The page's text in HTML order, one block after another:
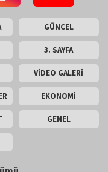
GÜNCEL
3. SAYFA
VİDEO GALERİ
EKONOMİ
GENEL